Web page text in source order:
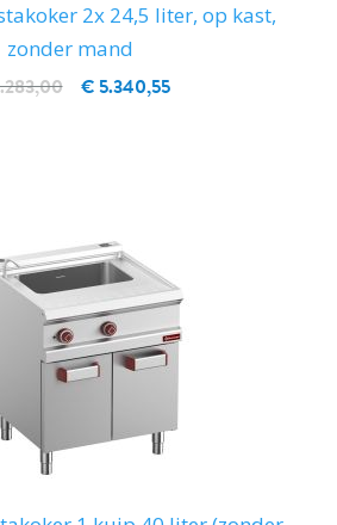
2x 24,5 liter, op kast,
zonder mand
€ 5.340,55